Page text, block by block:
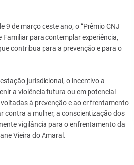
9 de março deste ano, o “Prêmio CNJ
Familiar para contemplar experiência,
contribua para a prevenção e para o
jurisdicional, o incentivo a
a violência futura ou em potencial
à prevenção e ao enfrentamento
contra a mulher, a conscientização dos
vigilância para o enfrentamento da
Vieira do Amaral.